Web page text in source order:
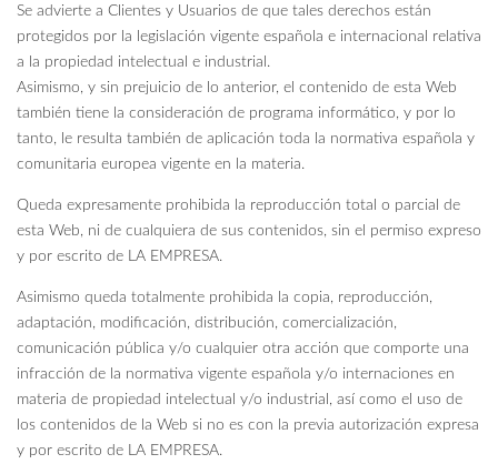
Se advierte a Clientes y Usuarios de que tales derechos están
protegidos por la legislación vigente española e internacional relativa
a la propiedad intelectual e industrial.
Asimismo, y sin prejuicio de lo anterior, el contenido de esta Web
también tiene la consideración de programa informático, y por lo
tanto, le resulta también de aplicación toda la normativa española y
comunitaria europea vigente en la materia.
Queda expresamente prohibida la reproducción total o parcial de
esta Web, ni de cualquiera de sus contenidos, sin el permiso expreso
y por escrito de LA EMPRESA.
Asimismo queda totalmente prohibida la copia, reproducción,
adaptación, modificación, distribución, comercialización,
comunicación pública y/o cualquier otra acción que comporte una
infracción de la normativa vigente española y/o internaciones en
materia de propiedad intelectual y/o industrial, así como el uso de
los contenidos de la Web si no es con la previa autorización expresa
y por escrito de LA EMPRESA.